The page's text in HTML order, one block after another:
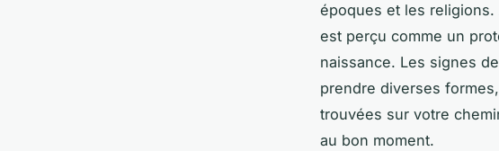
époques et les religions.
est perçu comme un
naissance. Les signes
prendre diverses
trouvées sur votre
au bon moment.